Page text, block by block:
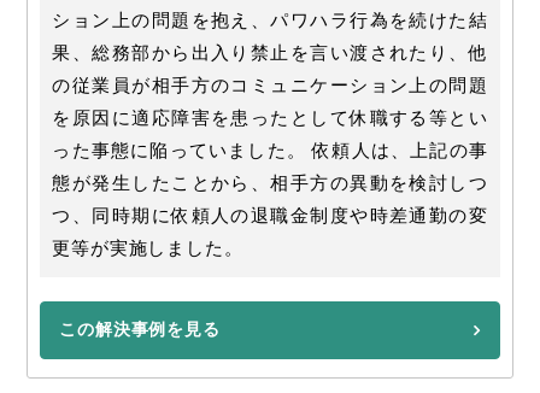
ション上の問題を抱え、パワハラ行為を続けた結
果、総務部から出入り禁止を言い渡されたり、他
の従業員が相手方のコミュニケーション上の問題
を原因に適応障害を患ったとして休職する等とい
った事態に陥っていました。 依頼人は、上記の事
態が発生したことから、相手方の異動を検討しつ
つ、同時期に依頼人の退職金制度や時差通勤の変
更等が実施しました。
この解決事例を見る